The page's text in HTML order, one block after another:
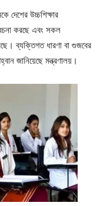
দেশের উচ্চশিক্ষার
করছে এবং সকল
ব্যক্তিগত ধারণা বা গুজবের
জানিয়েছে মন্ত্রণালয়।